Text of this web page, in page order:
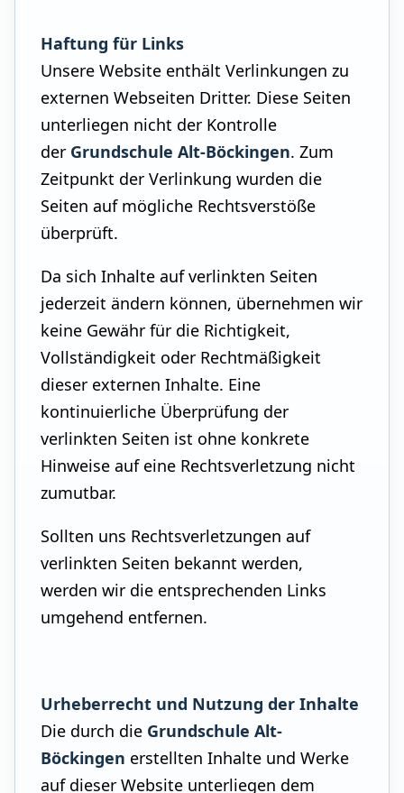
Haftung für Links
Unsere Website enthält Verlinkungen zu
externen Webseiten Dritter. Diese Seiten
unterliegen nicht der Kontrolle
der Grundschule Alt-Böckingen. Zum
Zeitpunkt der Verlinkung wurden die
Seiten auf mögliche Rechtsverstöße
überprüft.
Da sich Inhalte auf verlinkten Seiten
jederzeit ändern können, übernehmen wir
keine Gewähr für die Richtigkeit,
Vollständigkeit oder Rechtmäßigkeit
dieser externen Inhalte. Eine
kontinuierliche Überprüfung der
verlinkten Seiten ist ohne konkrete
Hinweise auf eine Rechtsverletzung nicht
zumutbar.
Sollten uns Rechtsverletzungen auf
verlinkten Seiten bekannt werden,
werden wir die entsprechenden Links
umgehend entfernen.
Urheberrecht und Nutzung der Inhalte
Die durch die Grundschule Alt-
Böckingen erstellten Inhalte und Werke
auf dieser Website unterliegen dem